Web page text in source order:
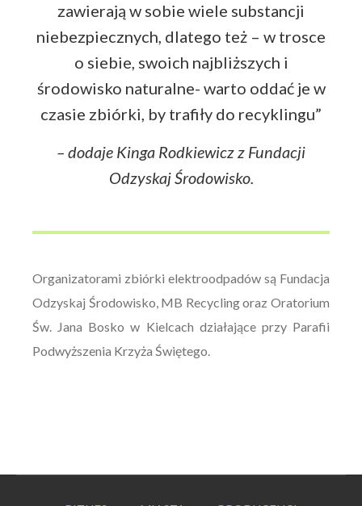
zawierają w sobie wiele substancji
niebezpiecznych, dlatego też – w trosce
o siebie, swoich najbliższych i
środowisko naturalne- warto oddać je w
czasie zbiórki, by trafiły do recyklingu”
– dodaje Kinga Rodkiewicz z Fundacji
Odzyskaj Środowisko.
Organizatorami zbiórki elektroodpadów są Fundacja
Odzyskaj Środowisko, MB Recycling oraz Oratorium
Św. Jana Bosko w Kielcach działające przy Parafii
Podwyższenia Krzyża Świętego.